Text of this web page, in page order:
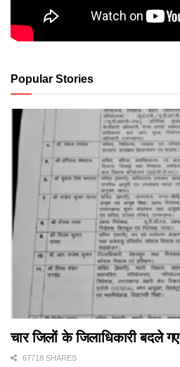
Popular Stories
चार जिलों के जिलाधिकारी बदले गए
67718 SHARES